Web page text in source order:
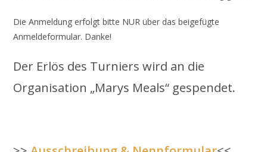
Die Anmeldung erfolgt bitte NUR über das beigefügte
Anmeldeformular. Danke!
Der Erlös des Turniers wird an die
Organisation „Marys Meals“ gespendet.